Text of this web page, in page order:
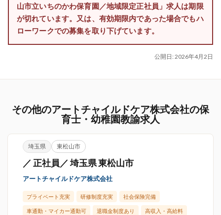
山市立いちのかわ保育園／地域限定正社員」求人は期限
が切れています。又は、有効期限内であった場合でもハ
ローワークでの募集を取り下げています。
公開日: 2026年4月2日
その他のアートチャイルドケア株式会社の保
育士・幼稚園教諭求人
埼玉県 東松山市
／ 正社員／ 埼玉県 東松山市
アートチャイルドケア株式会社
プライベート充実 研修制度充実 社会保険完備
車通勤・マイカー通勤可 退職金制度あり 高収入・高給料